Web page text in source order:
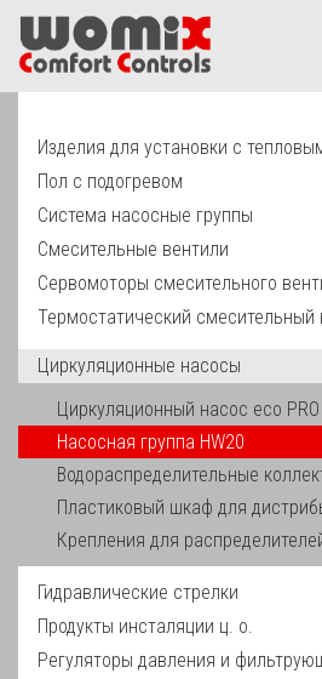
Изделия для установки с
Пол с подогревом
Система насосные группы
Смесительные вентили
Сервомоторы смесительного
Термостатический смесительный
Циркуляционные насосы
Циркуляционный насос eco PRO
Насосная группа HW20
Водораспределительные
Пластиковый шкаф для
Крепления для
Гидравлические стрелки
Продукты инсталяции ц. о.
Регуляторы давления и